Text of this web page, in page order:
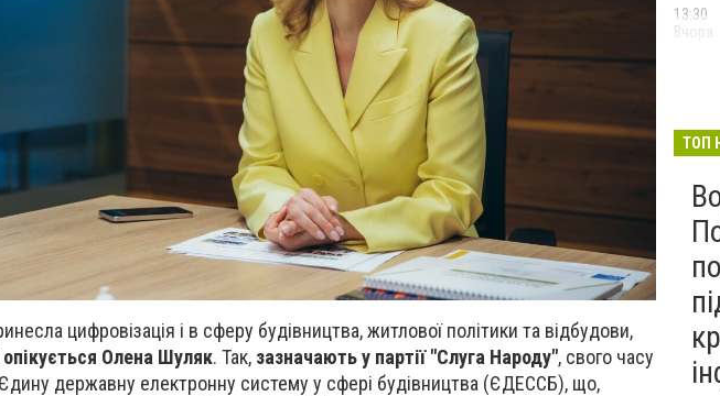
цифровізація і в сферу будівництва, житлової політики та відбудови,
опікується Олена Шуляк. Так, зазначають у партії "Слуга Народу", свого часу
державну електронну систему у сфері будівництва (ЄДЕССБ), що,
13:30
Вчора
ТОП